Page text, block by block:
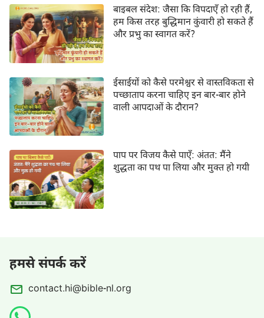
बाइबल संदेश: जैसा कि विपदाएँ हो रही हैं,
हम किस तरह बुद्धिमान कुंवारी हो सकते हैं
और प्रभु का स्वागत करें?
ईसाईयों को कैसे परमेश्वर से वास्तविकता से
पच्छाताप करना चाहिए इन बार-बार होने
वाली आपदाओं के दौरान?
पाप पर विजय कैसे पाएँ: अंतत: मैंने
शुद्धता का पथ पा लिया और मुक्त हो गयी
हमसे संपर्क करें
contact.hi@bible-nl.org